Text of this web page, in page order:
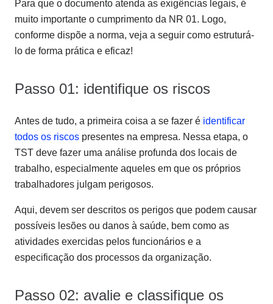
Para que o documento atenda as exigências legais, é
muito importante o cumprimento da NR 01. Logo,
conforme dispõe a norma, veja a seguir como estruturá-
lo de forma prática e eficaz!
Passo 01: identifique os riscos
Antes de tudo, a primeira coisa a se fazer é identificar
todos os riscos presentes na empresa. Nessa etapa, o
TST deve fazer uma análise profunda dos locais de
trabalho, especialmente aqueles em que os próprios
trabalhadores julgam perigosos.
Aqui, devem ser descritos os perigos que podem causar
possíveis lesões ou danos à saúde, bem como as
atividades exercidas pelos funcionários e a
especificação dos processos da organização.
Passo 02: avalie e classifique os